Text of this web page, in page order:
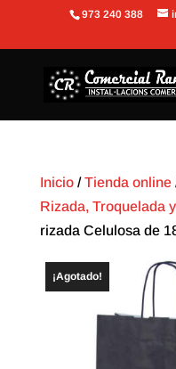
Abrir barra de
973 240 388
Inicio/Tienda online
Rizada, Troquelada
rizada Celulosa de
¡Agotado!